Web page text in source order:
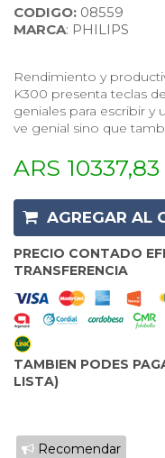
CODIGO: 08559
MARCA: PHILIPS
Rendimiento y
K300 presenta teclas
geniales para escribir y
ve genial sino que
ARS 10337,83
AGREGAR AL
PRECIO CONTADO
TRANSFERENCIA
TAMBIEN PODES
LISTA)
Recomendar